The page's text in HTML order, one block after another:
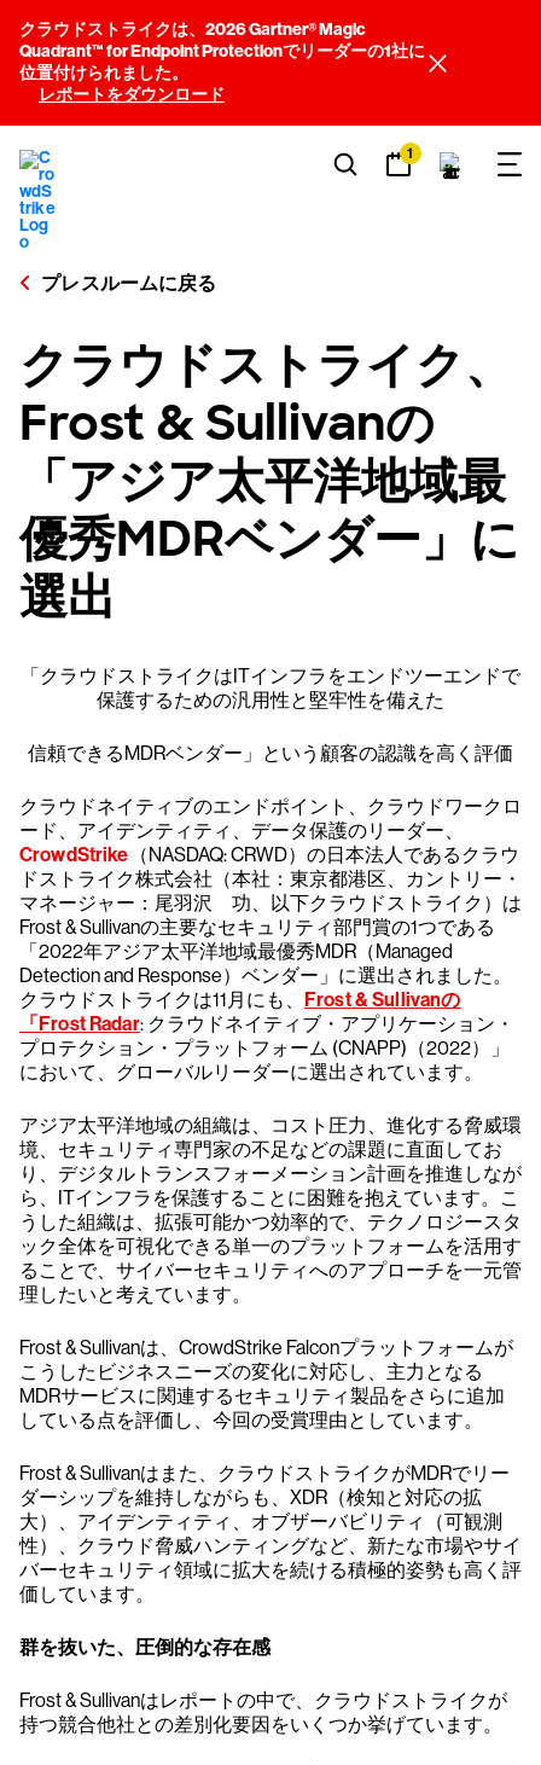
クラウドストライクは、2026 Gartner® Magic
Quadrant™ for Endpoint Protectionでリーダーの1社に
位置付けられました。
レポートをダウンロード
1
プレスルームに戻る
クラウドストライク、
Frost & Sullivanの
「アジア太平洋地域最
優秀MDRベンダー」に
選出
「クラウドストライクはITインフラをエンドツーエンドで
保護するための汎用性と堅牢性を備えた
信頼できるMDRベンダー」という顧客の認識を高く評価
クラウドネイティブのエンドポイント、クラウドワークロ
ード、アイデンティティ、データ保護のリーダー、
CrowdStrike （NASDAQ: CRWD）の日本法人であるクラウ
ドストライク株式会社（本社：東京都港区、カントリー・
マネージャー：尾羽沢 功、以下クラウドストライク）は
Frost & Sullivanの主要なセキュリティ部門賞の1つである
「2022年アジア太平洋地域最優秀MDR（Managed
Detection and Response）ベンダー」に選出されました。
クラウドストライクは11月にも、 Frost & Sullivanの
「Frost Radar: クラウドネイティブ・アプリケーション・
プロテクション・プラットフォーム (CNAPP)（2022）」
において、グローバルリーダーに選出されています。
アジア太平洋地域の組織は、コスト圧力、進化する脅威環
境、セキュリティ専門家の不足などの課題に直面してお
り、デジタルトランスフォーメーション計画を推進しなが
ら、ITインフラを保護することに困難を抱えています。こ
うした組織は、拡張可能かつ効率的で、テクノロジースタ
ック全体を可視化できる単一のプラットフォームを活用す
ることで、サイバーセキュリティへのアプローチを一元管
理したいと考えています。
Frost & Sullivanは、CrowdStrike Falconプラットフォームが
こうしたビジネスニーズの変化に対応し、主力となる
MDRサービスに関連するセキュリティ製品をさらに追加
している点を評価し、今回の受賞理由としています。
Frost & Sullivanはまた、クラウドストライクがMDRでリー
ダーシップを維持しながらも、XDR（検知と対応の拡
大）、アイデンティティ、オブザーバビリティ（可観測
性）、クラウド脅威ハンティングなど、新たな市場やサイ
バーセキュリティ領域に拡大を続ける積極的姿勢も高く評
価しています。
群を抜いた、圧倒的な存在感
Frost & Sullivanはレポートの中で、クラウドストライクが
持つ競合他社との差別化要因をいくつか挙げています。